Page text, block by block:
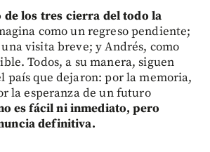
de los tres cierra del todo la
como un regreso pendiente;
visita breve; y Andrés, como
Todos, a su manera, siguen
país que dejaron: por la memoria,
la esperanza de un futuro
es fácil ni inmediato, pero
definitiva.